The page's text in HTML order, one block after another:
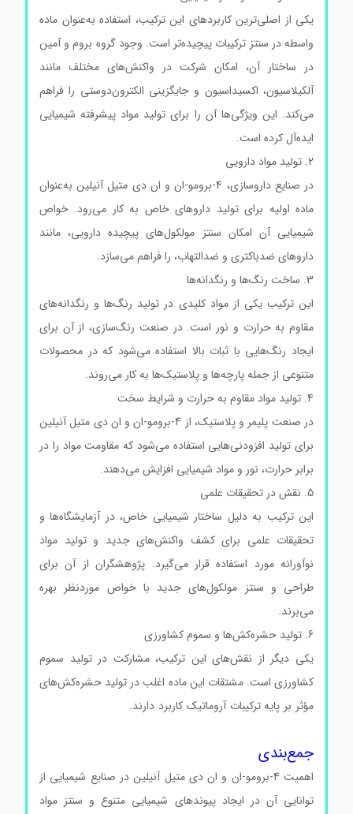
یکی از اصلی‌ترین کاربردهای این ترکیب، استفاده به‌عنوان ماده
واسطه در سنتز ترکیبات پیچیده‌تر است. وجود گروه بروم و آمین
در ساختار آن، امکان شرکت در واکنش‌های مختلف مانند
آلکیلاسیون، اکسیداسیون و جایگزینی الکترون‌دوستی را فراهم
می‌کند. این ویژگی‌ها آن را برای تولید مواد پیشرفته شیمیایی
ایده‌آل کرده است.
در صنایع داروسازی، 4-برومو-ان و ان دی متیل آنیلین به‌عنوان
ماده اولیه برای تولید داروهای خاص به کار می‌رود. خواص
شیمیایی آن امکان سنتز مولکول‌های پیچیده دارویی، مانند
داروهای ضدباکتری و ضدالتهاب، را فراهم می‌سازد.
این ترکیب یکی از مواد کلیدی در تولید رنگ‌ها و رنگدانه‌های
مقاوم به حرارت و نور است. در صنعت رنگ‌سازی، از آن برای
ایجاد رنگ‌هایی با ثبات بالا استفاده می‌شود که در محصولات
متنوعی از جمله پارچه‌ها و پلاستیک‌ها به کار می‌روند.
در صنعت پلیمر و پلاستیک، از 4-برومو-ان و ان دی متیل آنیلین
برای تولید افزودنی‌هایی استفاده می‌شود که مقاومت مواد را در
برابر حرارت، نور و مواد شیمیایی افزایش می‌دهند.
این ترکیب به دلیل ساختار شیمیایی خاص، در آزمایشگاه‌ها و
تحقیقات علمی برای کشف واکنش‌های جدید و تولید مواد
نوآورانه مورد استفاده قرار می‌گیرد. پژوهشگران از آن برای
طراحی و سنتز مولکول‌های جدید با خواص موردنظر بهره
می‌برند.
یکی دیگر از نقش‌های این ترکیب، مشارکت در تولید سموم
کشاورزی است. مشتقات این ماده اغلب در تولید حشره‌کش‌های
مؤثر بر پایه ترکیبات آروماتیک کاربرد دارند.
جمع‌بندی
اهمیت 4-برومو-ان و ان دی متیل آنیلین در صنایع شیمیایی از
توانایی آن در ایجاد پیوندهای شیمیایی متنوع و سنتز مواد